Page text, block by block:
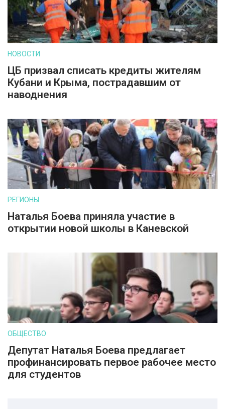
НОВОСТИ
ЦБ призвал списать кредиты жителям
Кубани и Крыма, пострадавшим от
наводнения
РЕГИОНЫ
Наталья Боева приняла участие в
открытии новой школы в Каневской
ОБЩЕСТВО
Депутат Наталья Боева предлагает
профинансировать первое рабочее место
для студентов